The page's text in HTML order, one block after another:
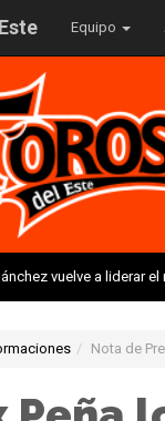
Equipo
vuelve a liderar
Nota de